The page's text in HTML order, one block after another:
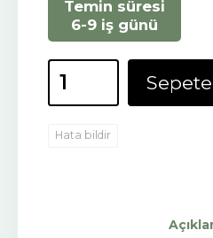
Temin süresi
6-9 iş günü
Hata bildir